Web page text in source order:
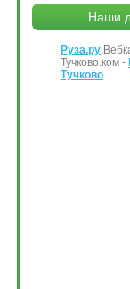
Наши
Руза.ру
Тучково.ком -
Тучково.